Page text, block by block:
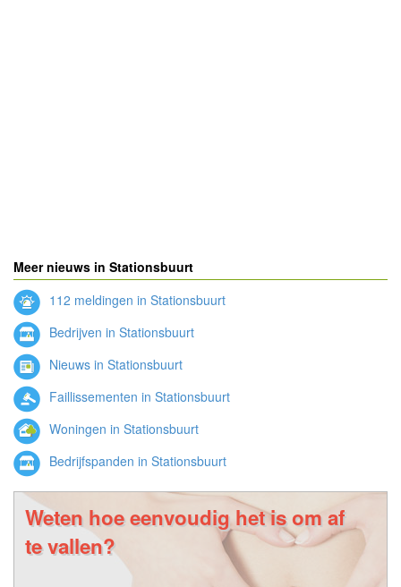
Meer nieuws in Stationsbuurt
112 meldingen in Stationsbuurt
Bedrijven in Stationsbuurt
Nieuws in Stationsbuurt
Faillissementen in Stationsbuurt
Woningen in Stationsbuurt
Bedrijfspanden in Stationsbuurt
Weten hoe eenvoudig het is om af
te vallen?